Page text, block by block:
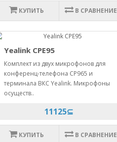
КУПИТЬ В СРАВНЕНИЕ
Yealink CPE95
Комплект из двух микрофонов для
конференц-телефона CP965 и
терминала ВКС Yealink. Микрофоны
осуществ..
11125⊆
КУПИТЬ В СРАВНЕНИЕ